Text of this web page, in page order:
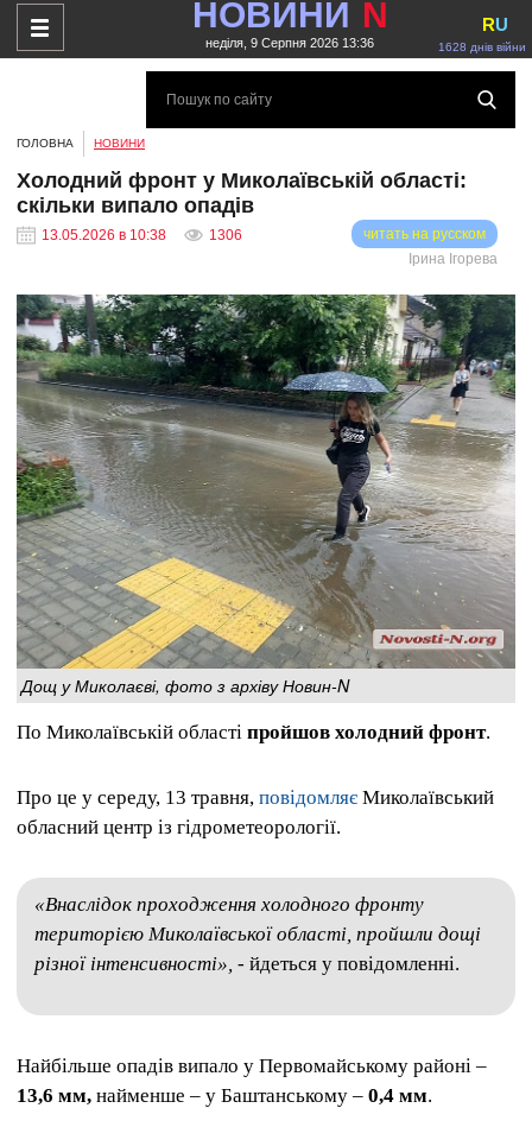
НОВИНИ N
неділя, 9 Серпня 2026 13:36 1628 днів війни
RU
ГОЛОВНА НОВИНИ
Холодний фронт у Миколаївській області:
скільки випало опадів
13.05.2026 в 10:38 1306
читать на русском
Ірина Ігорева
Дощ у Миколаєві, фото з архіву Новин-N
По Миколаївській області пройшов холодний фронт.
Про це у середу, 13 травня, повідомляє Миколаївський
обласний центр із гідрометеорології.
«Внаслідок проходження холодного фронту
територією Миколаївської області, пройшли дощі
різної інтенсивності», - йдеться у повідомленні.
Найбільше опадів випало у Первомайському районі –
13,6 мм, найменше – у Баштанському – 0,4 мм.